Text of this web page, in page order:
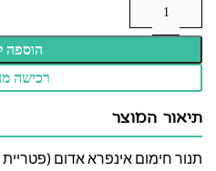
הוספה
רכישה
תיאור המוצר
תנור חימום אינפרא אדום (פטריית